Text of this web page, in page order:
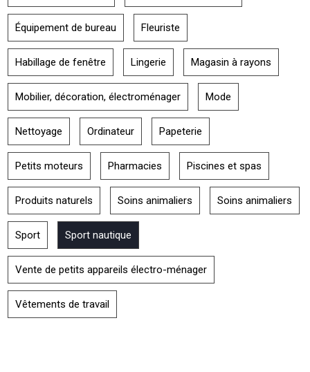
Équipement de bureau Fleuriste
Habillage de fenêtre Lingerie Magasin à rayons
Mobilier, décoration, électroménager Mode
Nettoyage Ordinateur Papeterie
Petits moteurs Pharmacies Piscines et spas
Produits naturels Soins animaliers Soins animaliers
Sport Sport nautique
Vente de petits appareils électro-ménager
Vêtements de travail